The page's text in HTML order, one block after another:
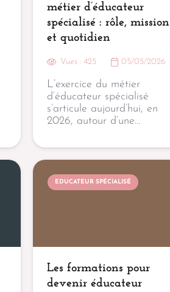
métier d’éducateur
spécialisé : rôle,
et quotidien
Vues : 425 05/05/2026
L’exercice du métier
d’éducateur spécialisé
s’articule aujourd’hui, en
2026, autour d’une…
EDUCATEUR SPÉCIALISÉ
Les formations pour
devenir éducateur